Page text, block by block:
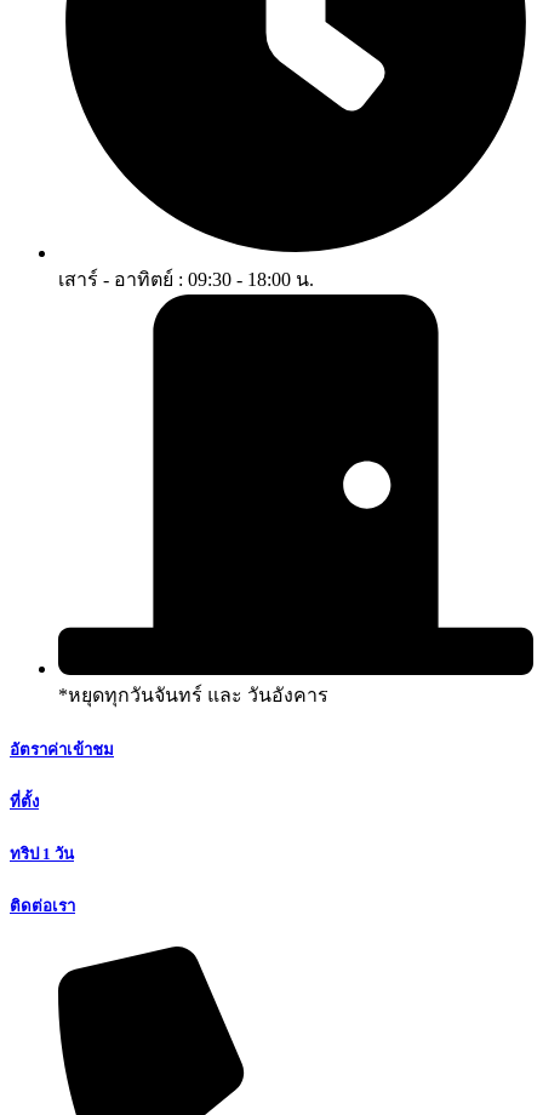
เสาร์ - อาทิตย์ : 09:30 - 18:00 น.
*หยุดทุกวันจันทร์ และ วันอังคาร
อัตราค่าเข้าชม
ที่ตั้ง
ทริป 1 วัน
ติดต่อเรา